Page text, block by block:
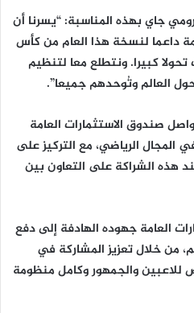
جاي بهذه المناسبة: “يسرنا أن
داعما لنسخة هذا العام من كأس
كبيرا. ونتطلع معا لتنظيم
العالم وتُوحدهم جميعا”.
صندوق الاستثمارات العامة
المجال الرياضي، مع التركيز على
هذه الشراكة على التعاون بين
العامة جهوده الهادفة إلى دفع
من خلال تعزيز المشاركة في
للاعبين والجمهور وكامل منظومة